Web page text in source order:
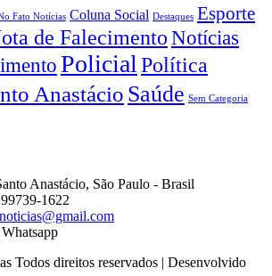
Fato Notícias Coluna Social Destaques Esporte
de FalecimentoNotícias
Policial Política
Anastácio Saúde Sem Categoria
Anastácio, São Paulo - Brasil
1622
Todos direitos reservados | Desenvolvido